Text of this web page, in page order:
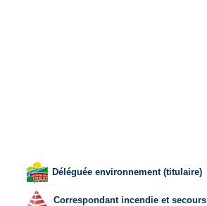
Déléguée environnement (titulaire)
Correspondant incendie et secours